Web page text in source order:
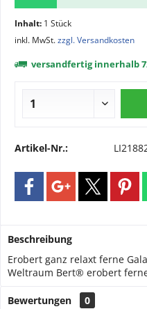
Inhalt: 1 Stück
inkl. MwSt.zzgl. Versandkosten
versandfertig innerhalb
Artikel-Nr.:
Beschreibung
Erobert ganz relaxt ferne
Weltraum Bert® erobert
Bewertungen
0